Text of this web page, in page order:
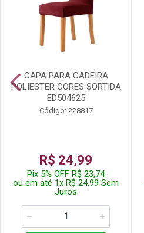
CAPA PARA CADEIRA
POLIESTER CORES SORTIDA
ED504625
Código: 228817
R$ 24,99
Pix 5% OFF R$ 23,74
ou em até 1x R$ 24,99 Sem
Juros